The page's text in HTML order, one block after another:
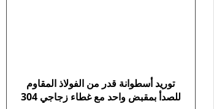
توريد أسطوانة قدر من الفولاذ المقاوم
للصدأ بمقبض واحد مع غطاء زجاجي 304